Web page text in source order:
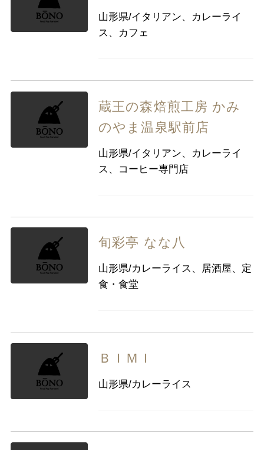
山形県/イタリアン、カレーライ
ス、カフェ
蔵王の森焙煎工房 かみ
のやま温泉駅前店
山形県/イタリアン、カレーライ
ス、コーヒー専門店
旬彩亭 なな八
山形県/カレーライス、居酒屋、定
食・食堂
ＢＩＭＩ
山形県/カレーライス